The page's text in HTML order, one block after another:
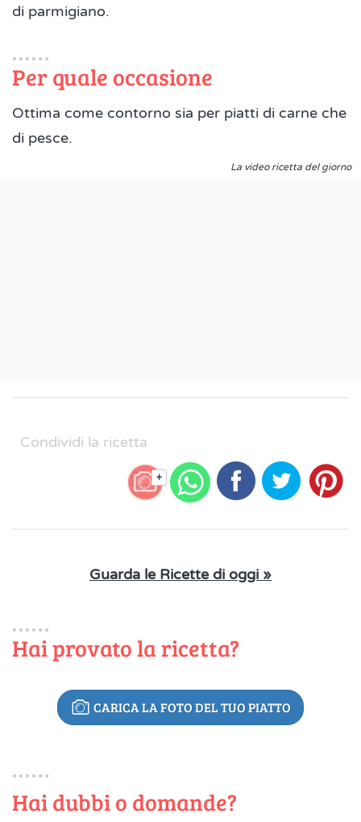
di parmigiano.
Per quale occasione
Ottima come contorno sia per piatti di carne che
di pesce.
La video ricetta del giorno
Condividi la ricetta
+
Guarda le Ricette di oggi »
Hai provato la ricetta?
CARICA LA FOTO DEL TUO PIATTO
Hai dubbi o domande?